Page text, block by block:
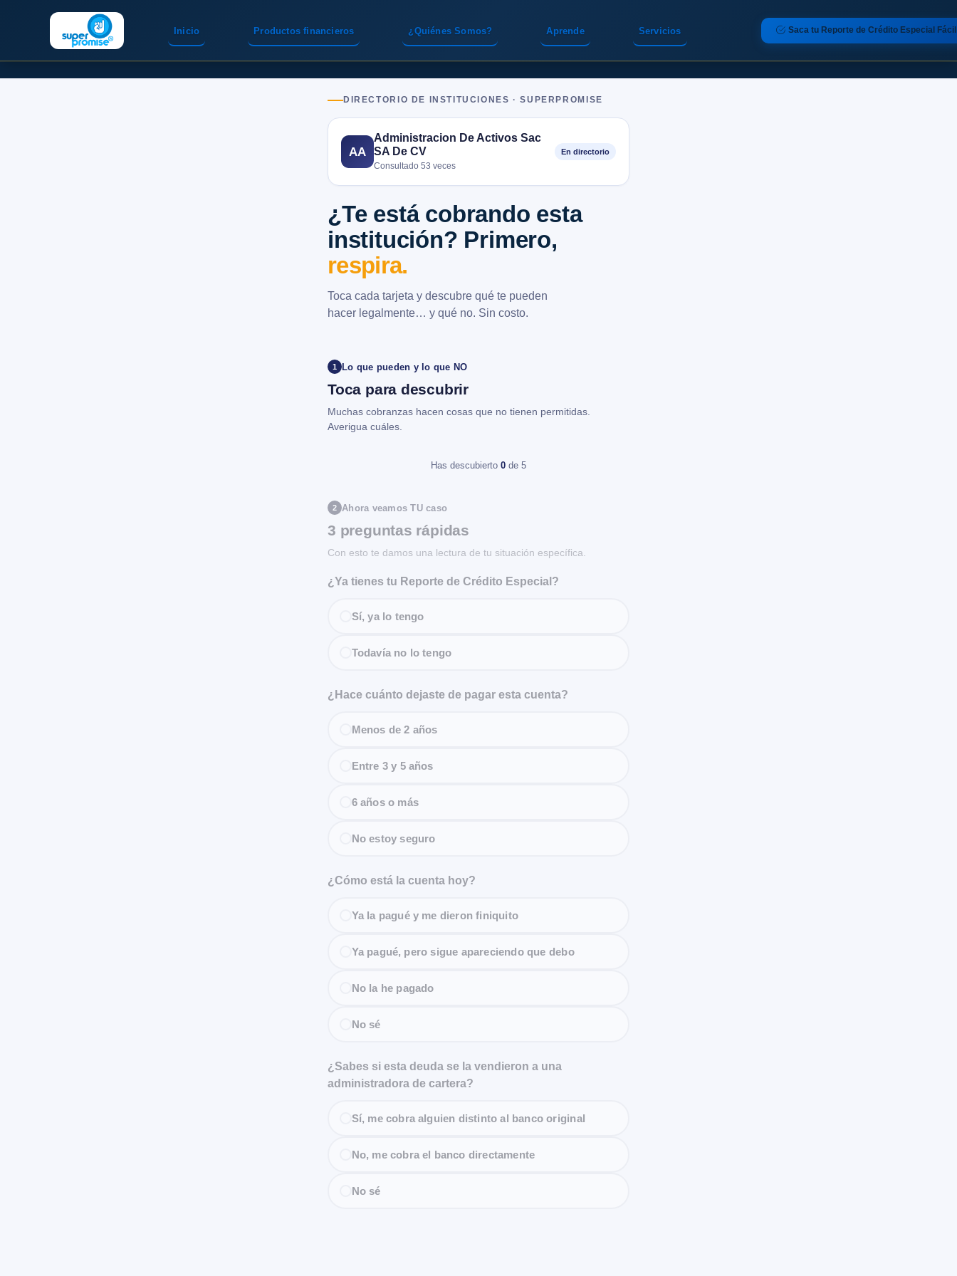
Inicio Servicios
Productos financieros ¿Quiénes Somos? Aprende Saca tu Reporte de Crédito Especial Fácil
DIRECTORIO DE INSTITUCIONES · SUPERPROMISE
AA
Administracion De Activos Sac
SA De CV
Consultado 53 veces
En directorio
¿Te está cobrando esta
institución? Primero,
respira.
Toca cada tarjeta y descubre qué te pueden
hacer legalmente… y qué no. Sin costo.
1 Lo que pueden y lo que NO
Toca para descubrir
Muchas cobranzas hacen cosas que no tienen permitidas.
Averigua cuáles.
Has descubierto 0 de 5
2 Ahora veamos TU caso
3 preguntas rápidas
Con esto te damos una lectura de tu situación específica.
¿Ya tienes tu Reporte de Crédito Especial?
Sí, ya lo tengo
Todavía no lo tengo
¿Hace cuánto dejaste de pagar esta cuenta?
Menos de 2 años
Entre 3 y 5 años
6 años o más
No estoy seguro
¿Cómo está la cuenta hoy?
Ya la pagué y me dieron finiquito
Ya pagué, pero sigue apareciendo que debo
No la he pagado
No sé
¿Sabes si esta deuda se la vendieron a una
administradora de cartera?
Sí, me cobra alguien distinto al banco original
No, me cobra el banco directamente
No sé